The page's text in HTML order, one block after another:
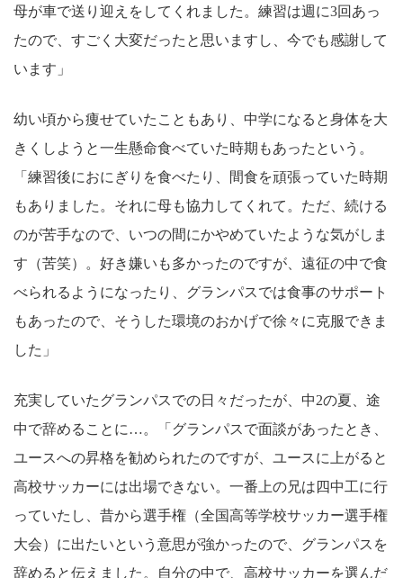
母が車で送り迎えをしてくれました。練習は週に3回あっ
たので、すごく大変だったと思いますし、今でも感謝して
います」
幼い頃から痩せていたこともあり、中学になると身体を大
きくしようと一生懸命食べていた時期もあったという。
「練習後におにぎりを食べたり、間食を頑張っていた時期
もありました。それに母も協力してくれて。ただ、続ける
のが苦手なので、いつの間にかやめていたような気がしま
す（苦笑）。好き嫌いも多かったのですが、遠征の中で食
べられるようになったり、グランパスでは食事のサポート
もあったので、そうした環境のおかげで徐々に克服できま
した」
充実していたグランパスでの日々だったが、中2の夏、途
中で辞めることに…。「グランパスで面談があったとき、
ユースへの昇格を勧められたのですが、ユースに上がると
高校サッカーには出場できない。一番上の兄は四中工に行
っていたし、昔から選手権（全国高等学校サッカー選手権
大会）に出たいという意思が強かったので、グランパスを
辞めると伝えました。自分の中で、高校サッカーを選んだ